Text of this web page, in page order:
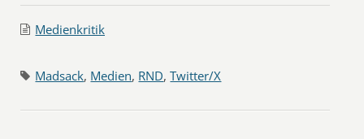
Medienkritik
Madsack, Medien, RND,Twitter/X